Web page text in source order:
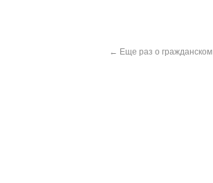
← Еще раз о гражданском